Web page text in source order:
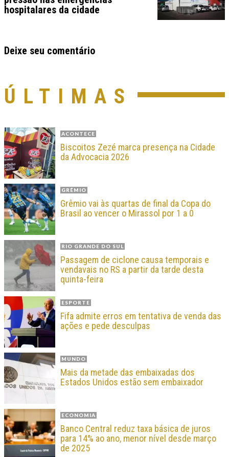
hospitalares da cidade
Deixe seu comentário
ÚLTIMAS
ACONTECE
Biscoitos Zezé marca presença na Cidade
da Advocacia 2026
GRÊMIO
Grêmio vai às quartas de final da Copa do
Brasil ao vencer o Mirassol por 1 a 0
RIO GRANDE DO SUL
Passagem de ciclone causa temporais e
vendavais no RS a partir da tarde desta
quinta-feira
ESPORTE
Fifa admite erros em tentativa de venda das
ações e pede desculpas
MUNDO
Mais da metade das embaixadas dos
Estados Unidos estão sem embaixador
ECONOMIA
Banco Central reduz taxa básica de juros
para 14% ao ano, menor nível desde março
de 2025